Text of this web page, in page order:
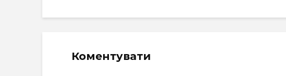
Коментувати